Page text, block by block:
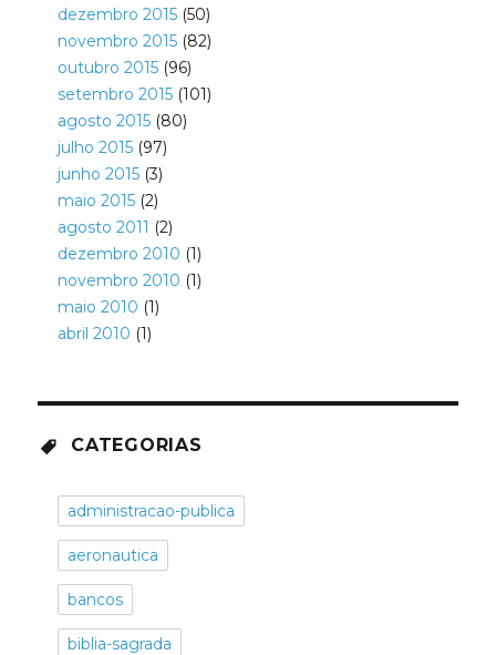
dezembro 2015(50)
novembro 2015(82)
outubro 2015(96)
setembro 2015(101)
agosto 2015(80)
julho 2015(97)
junho 2015(3)
maio 2015(2)
agosto 2011 (2)
dezembro 2010 (1)
novembro 2010 (1)
maio 2010 (1)
abril 2010 (1)
CATEGORIAS
administracao-publica
aeronautica
bancos
biblia-sagrada